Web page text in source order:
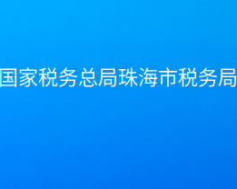
国家税务总局珠海市税务局